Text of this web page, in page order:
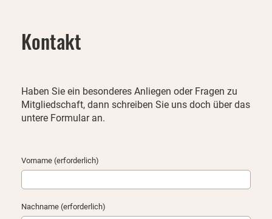
Kontakt
Haben Sie ein besonderes Anliegen oder Fragen zu
Mitgliedschaft, dann schreiben Sie uns doch über das
untere Formular an.
Vorname (erforderlich)
Nachname (erforderlich)